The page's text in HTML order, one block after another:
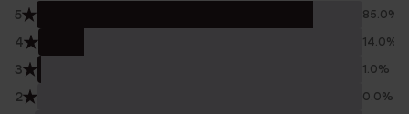
5 85.0%
4 14.0%
3 1.0%
2 0.0%